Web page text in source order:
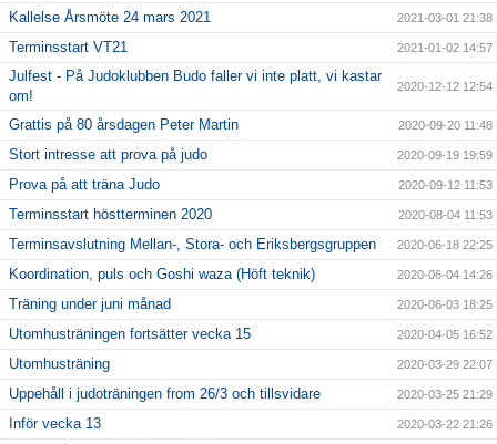
Kallelse Årsmöte 24 mars 2021 2021-03-01 21:38
Terminsstart VT21 2021-01-02 14:57
Julfest - På Judoklubben Budo faller vi inte platt, vi kastar
om!
2020-12-12 12:54
Grattis på 80 årsdagen Peter Martin 2020-09-20 11:48
Stort intresse att prova på judo 2020-09-19 19:59
Prova på att träna Judo 2020-09-12 11:53
Terminsstart höstterminen 2020 2020-08-04 11:53
Terminsavslutning Mellan-, Stora- och Eriksbergsgruppen 2020-06-18 22:25
Koordination, puls och Goshi waza (Höft teknik) 2020-06-04 14:26
Träning under juni månad 2020-06-03 18:25
Utomhusträningen fortsätter vecka 15 2020-04-05 16:52
Utomhusträning 2020-03-29 22:07
Uppehåll i judoträningen from 26/3 och tillsvidare 2020-03-25 21:29
Inför vecka 13 2020-03-22 21:26